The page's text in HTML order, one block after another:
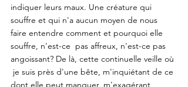
indiquer leurs maux. Une créature qui
souffre et qui n'a aucun moyen de nous
faire entendre comment et pourquoi elle
souffre, n'est-ce  pas affreux, n'est-ce pas
angoissant? De là, cette continuelle veille où
je suis près d'une bête, m'inquiétant de ce
dont elle peut manquer, m'exagérant